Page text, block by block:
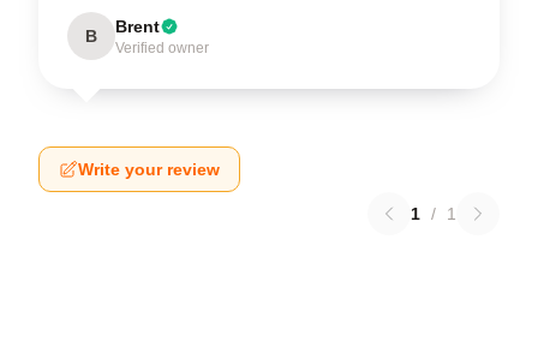
B Brent
Verified owner
Write your review
1 / 1